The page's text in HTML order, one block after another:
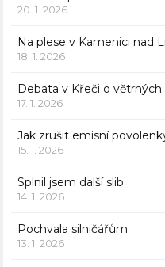
20. 1. 2026
Na plese v Kamenici nad
18. 1. 2026
Debata v Křeči o větrných
17. 1. 2026
Jak zrušit emisní
15. 1. 2026
Splnil jsem další slib
14. 1. 2026
Pochvala silničářům
13. 1. 2026